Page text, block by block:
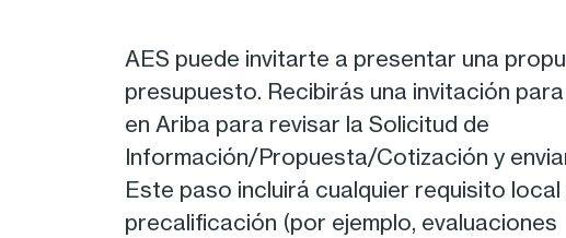
AES puede invitarte a presentar una
presupuesto. Recibirás una invitación
en Ariba para revisar la Solicitud de
Información/Propuesta/Cotización y
Este paso incluirá cualquier requisito local
precalificación (por ejemplo, evaluaciones